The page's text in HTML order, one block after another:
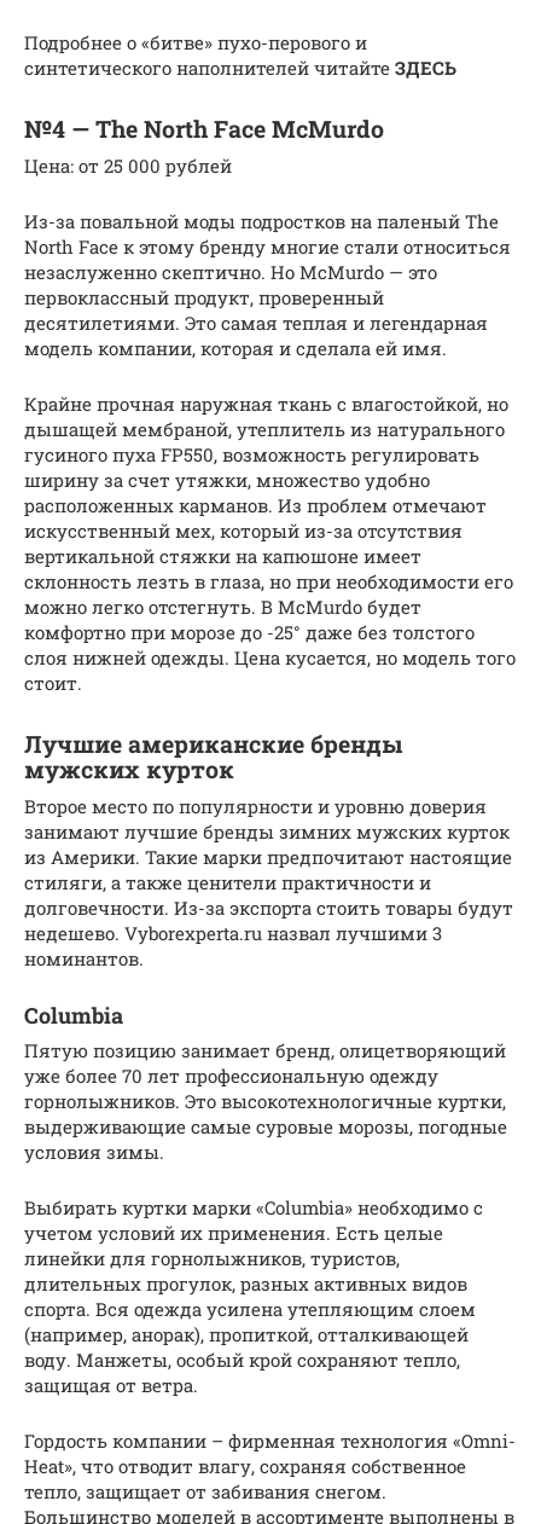
Подробнее о «битве» пухо-перового и
синтетического наполнителей читайте ЗДЕСЬ
№4 — The North Face McMurdo
Цена: от 25 000 рублей
Из-за повальной моды подростков на паленый The
North Face к этому бренду многие стали относиться
незаслуженно скептично. Но McMurdo — это
первоклассный продукт, проверенный
десятилетиями. Это самая теплая и легендарная
модель компании, которая и сделала ей имя.
Крайне прочная наружная ткань с влагостойкой, но
дышащей мембраной, утеплитель из натурального
гусиного пуха FP550, возможность регулировать
ширину за счет утяжки, множество удобно
расположенных карманов. Из проблем отмечают
искусственный мех, который из-за отсутствия
вертикальной стяжки на капюшоне имеет
склонность лезть в глаза, но при необходимости его
можно легко отстегнуть. В McMurdo будет
комфортно при морозе до -25° даже без толстого
слоя нижней одежды. Цена кусается, но модель того
стоит.
Лучшие американские бренды
мужских курток
Второе место по популярности и уровню доверия
занимают лучшие бренды зимних мужских курток
из Америки. Такие марки предпочитают настоящие
стиляги, а также ценители практичности и
долговечности. Из-за экспорта стоить товары будут
недешево. Vyborexperta.ru назвал лучшими 3
номинантов.
Columbia
Пятую позицию занимает бренд, олицетворяющий
уже более 70 лет профессиональную одежду
горнолыжников. Это высокотехнологичные куртки,
выдерживающие самые суровые морозы, погодные
условия зимы.
Выбирать куртки марки «Columbia» необходимо с
учетом условий их применения. Есть целые
линейки для горнолыжников, туристов,
длительных прогулок, разных активных видов
спорта. Вся одежда усилена утепляющим слоем
(например, анорак), пропиткой, отталкивающей
воду. Манжеты, особый крой сохраняют тепло,
защищая от ветра.
Гордость компании – фирменная технология «Omni-
Heat», что отводит влагу, сохраняя собственное
тепло, защищает от забивания снегом.
Большинство моделей в ассортименте выполнены в